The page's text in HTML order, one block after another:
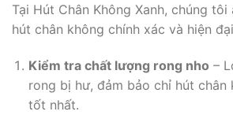
Tại Hút Chân Không Xanh, chúng
hút chân không chính xác và hiện
Kiểm tra chất lượng rong nho –
rong bị hư, đảm bảo chỉ hút chân
tốt nhất.